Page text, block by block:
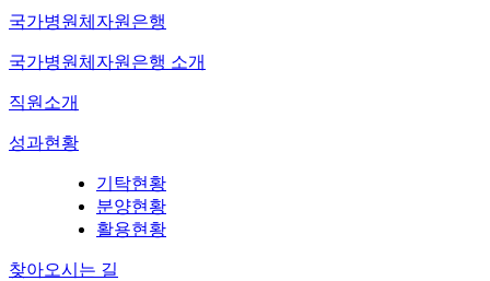
국가병원체자원은행
국가병원체자원은행 소개
직원소개
성과현황
기탁현황
분양현황
활용현황
찾아오시는 길